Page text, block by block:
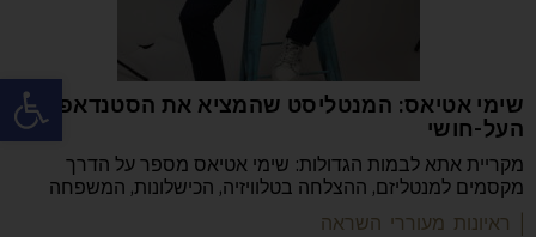
שימי אטיאס: המנטליסט שהמציא את הסטנדאפ
העל-חושי
מקריית אתא לבמות הגדולות: שימי אטיאס מספר על הדרך
מקסמים למנטליזם, ההצלחה בטלוויזיה, הכישלונות, המשפחה
| ראיונות מעוררי השראה